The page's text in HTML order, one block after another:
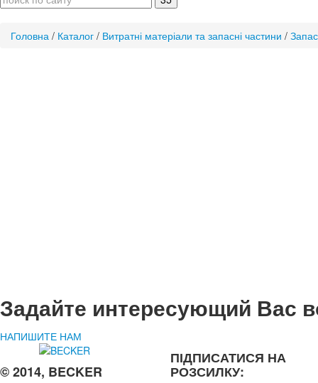
Головна / Каталог / Витратні матеріали та запасні частини /
Задайте интересующий Вас
НАПИШИТЕ НАМ
© 2014, BECKER
ПІДПИСАТИСЯ НА
РОЗСИЛКУ: